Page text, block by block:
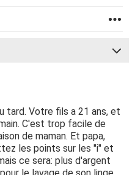
tard. Votre fils a 21 ans, et
C'est trop facile de
de maman. Et papa,
les points sur les "i" et
ce sera: plus d'argent